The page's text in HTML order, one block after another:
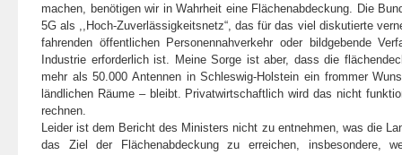
machen, benötigen wir in Wahrheit eine Flächenabdeckung. Die
5G als ,,Hoch-Zuverlässigkeitsnetz“, das für das viel diskutierte
fahrenden öffentlichen Personennahverkehr oder bildgebende
Industrie erforderlich ist. Meine Sorge ist aber, dass die
mehr als 50.000 Antennen in Schleswig-Holstein ein frommer
ländlichen Räume – bleibt. Privatwirtschaftlich wird das nicht
rechnen.
Leider ist dem Bericht des Ministers nicht zu entnehmen, was die
das Ziel der Flächenabdeckung zu erreichen, insbesondere,